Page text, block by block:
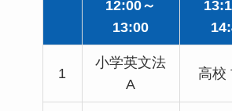
12:00～
13:00
1
小学英文法
A
高校